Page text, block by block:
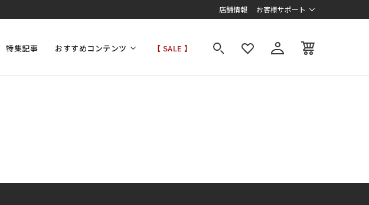
店舗情報 お客様サポート
特集記事 おすすめコンテンツ 【 SALE 】